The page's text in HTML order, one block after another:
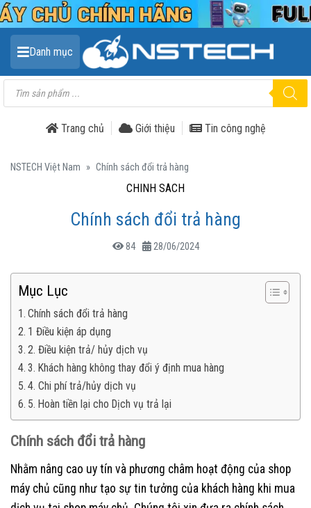
Danh mục
Tìm
kiếm
sản
Trang chủ
Giới thiệu Tin công nghệ
NSTECH Việt Nam » Chính sách đổi trả hàng
CHÍNH SÁCH
Chính sách đổi trả hàng
84 28/06/2024
Mục Lục
Chính sách đổi trả hàng
1 Điều kiện áp dụng
2. Điều kiện trả/ hủy dịch vụ
3. Khách hàng không thay đổi ý định mua hàng
4. Chi phí trả/hủy dịch vụ
5. Hoàn tiền lại cho Dịch vụ trả lại
Chính sách đổi trả hàng
Nhằm nâng cao uy tín và phương châm hoạt động của shop
máy chủ cũng như tạo sự tin tưởng của khách hàng khi mua